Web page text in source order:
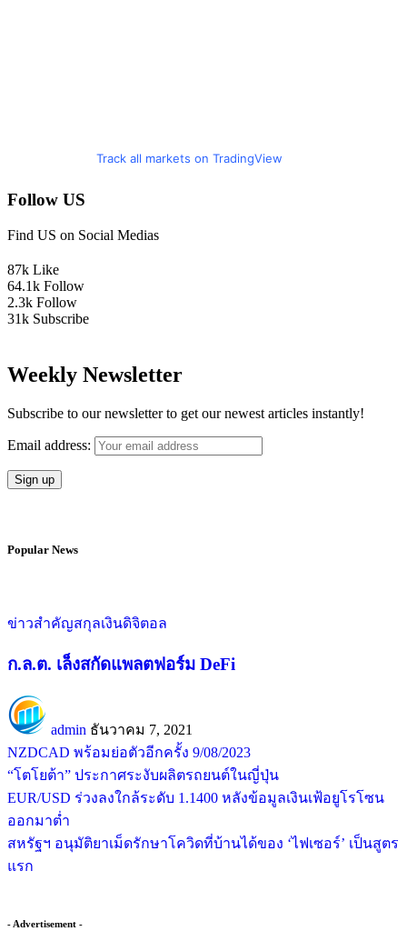
Track all markets on TradingView
Follow US
Find US on Social Medias
87k Like
64.1k Follow
2.3k Follow
31k Subscribe
Weekly Newsletter
Subscribe to our newsletter to get our newest articles instantly!
Email address:
Popular News
ข่าวสำคัญสกุลเงินดิจิตอล
ก.ล.ต. เล็งสกัดแพลตฟอร์ม DeFi
admin ธันวาคม 7, 2021
NZDCAD พร้อมย่อตัวอีกครั้ง 9/08/2023
“โตโยต้า” ประกาศระงับผลิตรถยนต์ในญี่ปุ่น
EUR/USD ร่วงลงใกล้ระดับ 1.1400 หลังข้อมูลเงินเฟ้อยูโรโซน
ออกมาต่ำ
สหรัฐฯ อนุมัติยาเม็ดรักษาโควิดที่บ้านได้ของ ‘ไฟเซอร์’ เป็นสูตร
แรก
- Advertisement -